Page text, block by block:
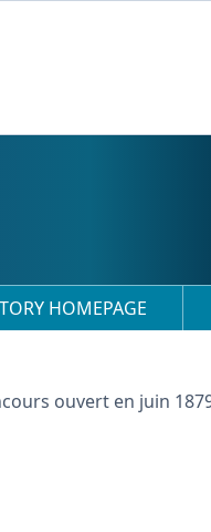
HOMEPAGE
ouvert en juin